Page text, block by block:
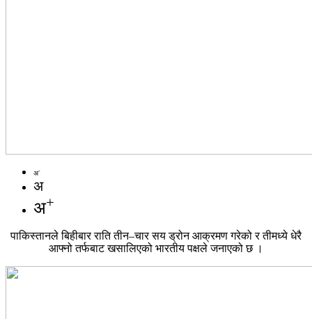
अ-
अ
अ+
पाकिस्तानले बिहीबार राति तीन–चार सय ड्रोन आक्रमण गरेको र तीमध्ये धेरै
आफ्नो तर्फबाट खसालिएको भारतीय पक्षले जनाएको छ ।